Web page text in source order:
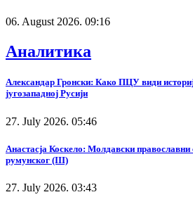
06. August 2026. 09:16
Аналитика
Александар Гронски: Како ПЦУ види
југозападној Русији
27. July 2026. 05:46
Анастасја Коскело: Молдавски православни
румунског (III)
27. July 2026. 03:43